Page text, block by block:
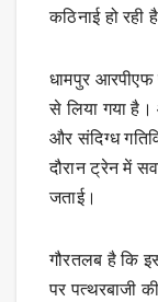
कठिनाई हो रही
धामपुर आरपीएफ
से लिया गया है।
और संदिग्ध
दौरान ट्रेन में
जताई।
गौरतलब है कि
पर पत्थरबाजी